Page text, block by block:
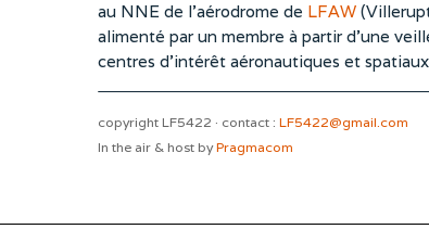
au NNE de l’aérodrome de LFAW
alimenté par un membre à partir d’une
centres d’intérêt aéronautiques et
copyright LF5422 · contact : LF5422@gmail.com
In the air & host byPragmacom